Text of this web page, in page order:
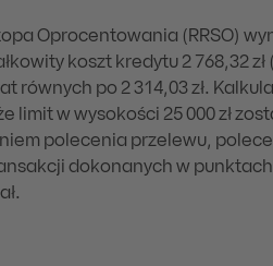
Oprocentowania (RRSO)
koszt kredytu 2 768,32
równych po 2 314,03 zł.
limit w wysokości 25 000 zł
polecenia przelewu,
dokonanych w